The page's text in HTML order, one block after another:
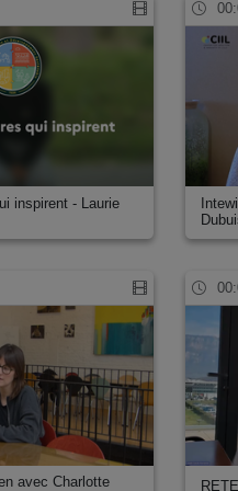
inspirent - Laurie
avec Charlotte